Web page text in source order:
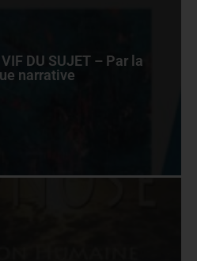
DU SUJET – Par la
narrative